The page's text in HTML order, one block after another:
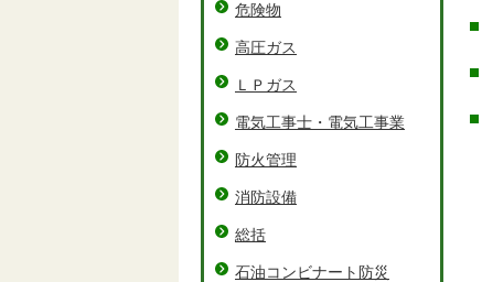
危険物
高圧ガス
ＬＰガス
電気工事士・電気工事業
防火管理
消防設備
総括
石油コンビナート防災